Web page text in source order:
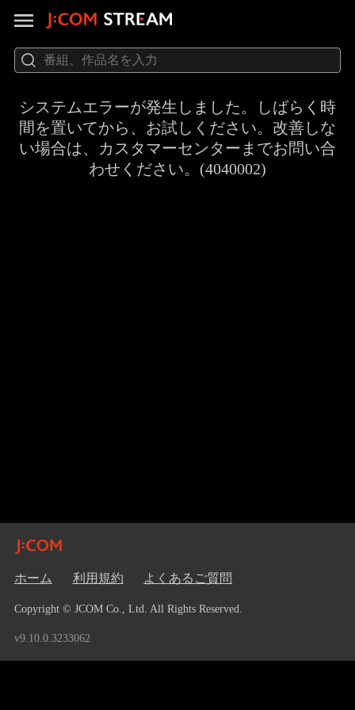
システムエラーが発生しました。しばらく時
間を置いてから、お試しください。改善しな
い場合は、カスタマーセンターまでお問い合
わせください。(4040002)
ホーム 利用規約 よくあるご質問
Copyright © JCOM Co., Ltd. All Rights Reserved.
v9.10.0.3233062